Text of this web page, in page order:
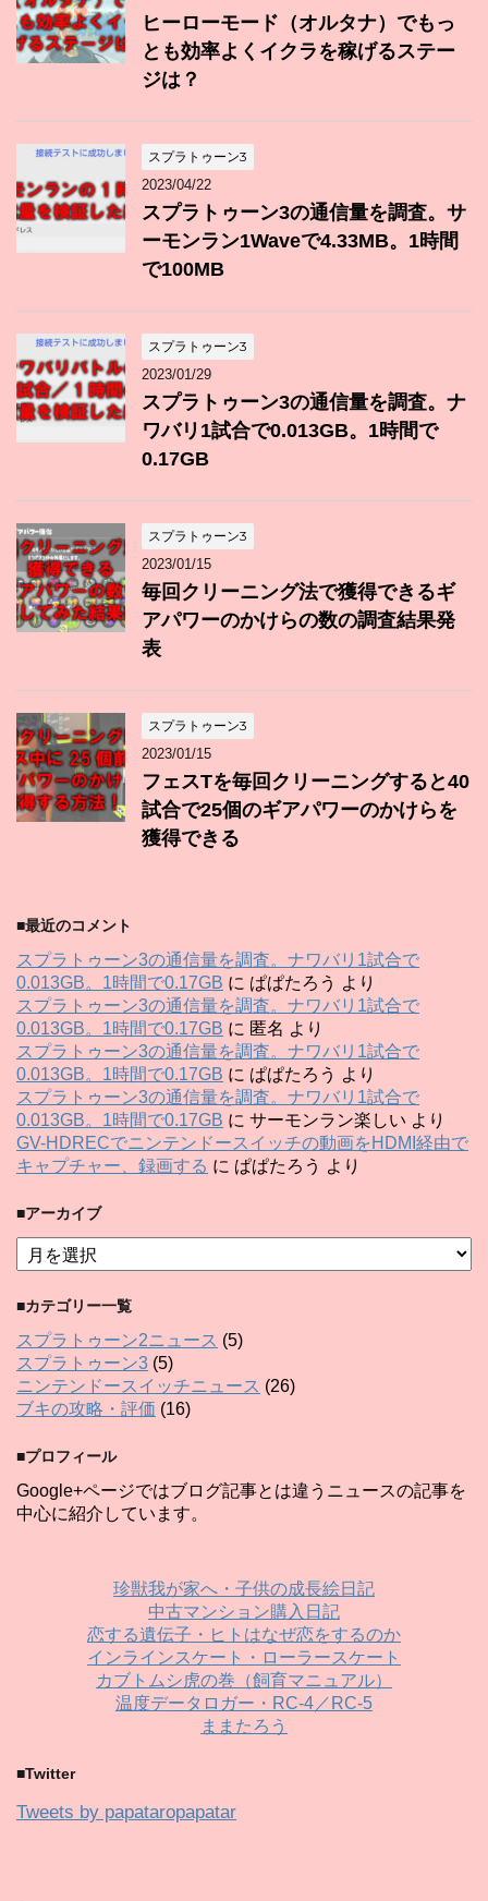
ヒーローモード（オルタナ）でもっ
とも効率よくイクラを稼げるステー
ジは？
スプラトゥーン3
2023/04/22
スプラトゥーン3の通信量を調査。サ
ーモンラン1Waveで4.33MB。1時間
で100MB
スプラトゥーン3
2023/01/29
スプラトゥーン3の通信量を調査。ナ
ワバリ1試合で0.013GB。1時間で
0.17GB
スプラトゥーン3
2023/01/15
毎回クリーニング法で獲得できるギ
アパワーのかけらの数の調査結果発
表
スプラトゥーン3
2023/01/15
フェスTを毎回クリーニングすると40
試合で25個のギアパワーのかけらを
獲得できる
■最近のコメント
スプラトゥーン3の通信量を調査。ナワバリ1試合で
0.013GB。1時間で0.17GB に ぱぱたろう より
スプラトゥーン3の通信量を調査。ナワバリ1試合で
0.013GB。1時間で0.17GB に 匿名 より
スプラトゥーン3の通信量を調査。ナワバリ1試合で
0.013GB。1時間で0.17GB に ぱぱたろう より
スプラトゥーン3の通信量を調査。ナワバリ1試合で
0.013GB。1時間で0.17GB に サーモンラン楽しい より
GV-HDRECでニンテンドースイッチの動画をHDMI経由で
キャプチャー、録画する に ぱぱたろう より
■アーカイブ
ア
カ
イ
ブ
■カテゴリー一覧
スプラトゥーン2ニュース (5)
スプラトゥーン3 (5)
ニンテンドースイッチニュース (26)
ブキの攻略・評価 (16)
■プロフィール
Google+ページではブログ記事とは違うニュースの記事を
中心に紹介しています。
珍獣我が家へ・子供の成長絵日記
中古マンション購入日記
恋する遺伝子・ヒトはなぜ恋をするのか
インラインスケート・ローラースケート
カブトムシ虎の巻（飼育マニュアル）
温度データロガー・RC-4／RC-5
ままたろう
■Twitter
Tweets by papataropapatar